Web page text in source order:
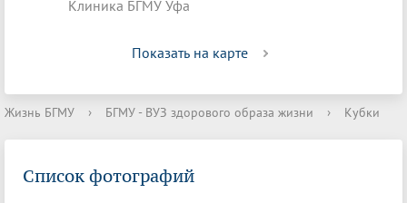
Клиника БГМУ Уфа
Показать на карте
Жизнь БГМУ › БГМУ - ВУЗ здорового образа жизни › Кубки
Список фотографий